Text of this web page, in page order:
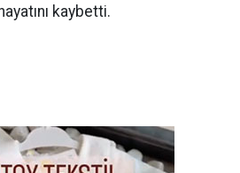
kaybetti.